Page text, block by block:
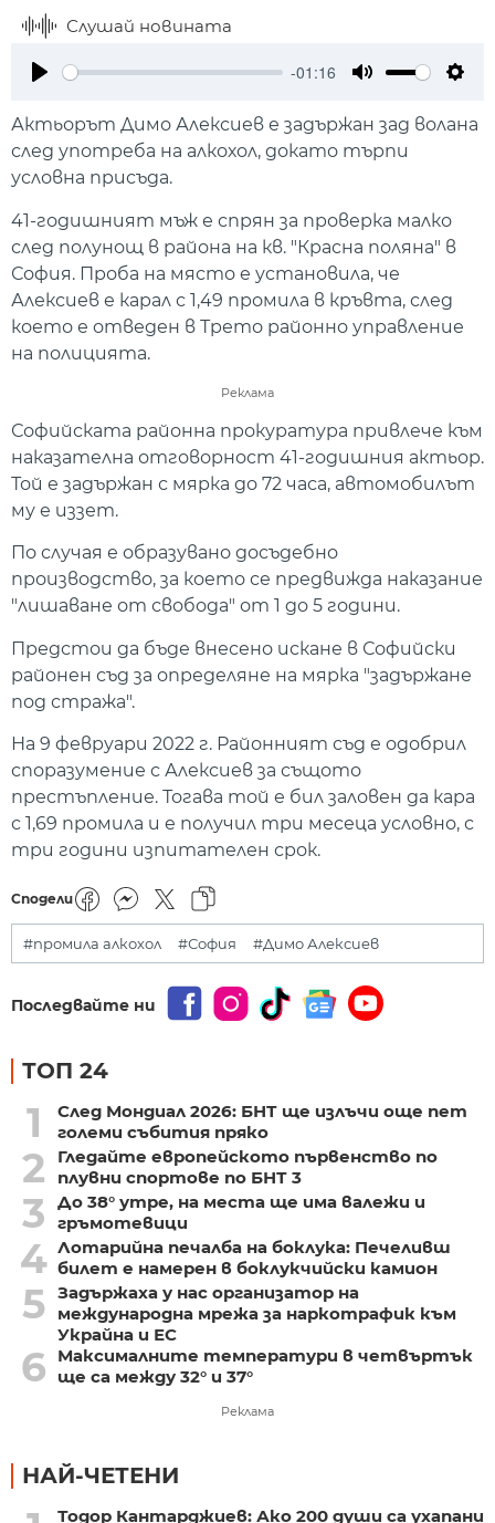
Слушай новината
-01:16
Актьорът Димо Алексиев е задържан зад волана
след употреба на алкохол, докато търпи
условна присъда.
41-годишният мъж е спрян за проверка малко
след полунощ в района на кв. "Красна поляна" в
София. Проба на място е установила, че
Алексиев е карал с 1,49 промила в кръвта, след
което е отведен в Трето районно управление
на полицията.
Реклама
Софийската районна прокуратура привлече към
наказателна отговорност 41-годишния актьор.
Той е задържан с мярка до 72 часа, автомобилът
му е иззет.
По случая е образувано досъдебно
производство, за което се предвижда наказание
"лишаване от свобода" от 1 до 5 години.
Предстои да бъде внесено искане в Софийски
районен съд за определяне на мярка "задържане
под стража".
На 9 февруари 2022 г. Районният съд е одобрил
споразумение с Алексиев за същото
престъпление. Тогава той е бил заловен да кара
с 1,69 промила и е получил три месеца условно, с
три години изпитателен срок.
Сподели
#промила алкохол #София #Димо Алексиев
Последвайте ни
ТОП 24
1
След Мондиал 2026: БНТ ще излъчи още пет
големи събития пряко
2
Гледайте европейското първенство по
плувни спортове по БНТ 3
3
До 38° утре, на места ще има валежи и
гръмотевици
4 Лотарийна печалба на боклука: Печеливш
билет е намерен в боклукчийски камион
5 Задържаха у нас организатор на
международна мрежа за наркотрафик към
Украйна и ЕС
6
Максималните температури в четвъртък
ще са между 32° и 37°
Реклама
НАЙ-ЧЕТЕНИ
Тодор Кантарджиев: Ако 200 души са ухапани